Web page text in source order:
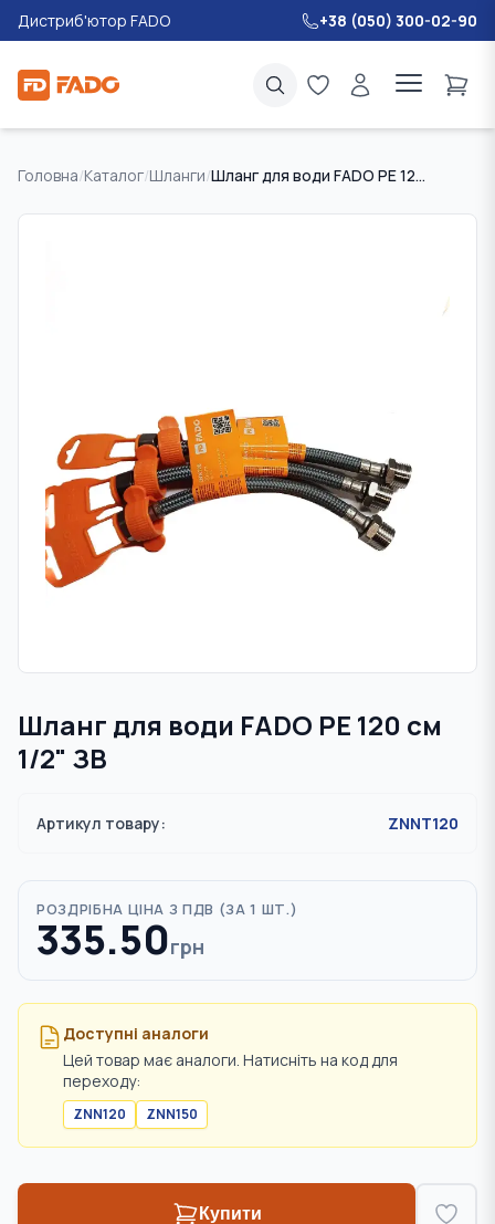
Дистриб'ютор FADO +38 (050) 300-02-90
Головна/Каталог/Шланги/ Шланг для води FADO PE 120 см 1/2" ЗВ
Шланг для води FADO PE 120 см
1/2" ЗВ
Артикул товару: ZNNT120
РОЗДРІБНА ЦІНА З ПДВ (ЗА 1 ШТ.)
335.50грн
Доступні аналоги
Цей товар має аналоги. Натисніть на код для
переходу:
ZNN120 ZNN150
Купити